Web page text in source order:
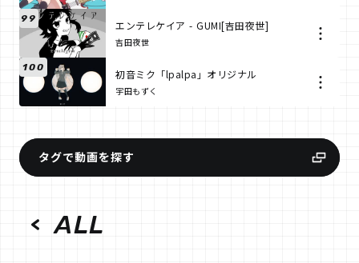
99 エンテレケイア - GUMI[吉田夜世]
吉田夜世
100 初音ミク「lpalpa」オリジナル
宇田もずく
タグで動画を探す
ALL